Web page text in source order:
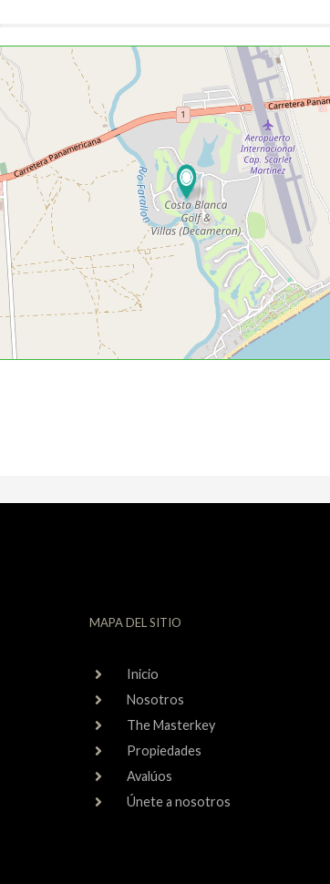
MAPA DEL SITIO
Inicio
Nosotros
The Masterkey
Propiedades
Avalúos
Únete a nosotros